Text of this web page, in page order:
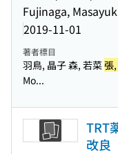
Fujinaga,
2019-11-01
著者標目
羽鳥, 晶子 森, 若菜張
Mo...
TRT
改良